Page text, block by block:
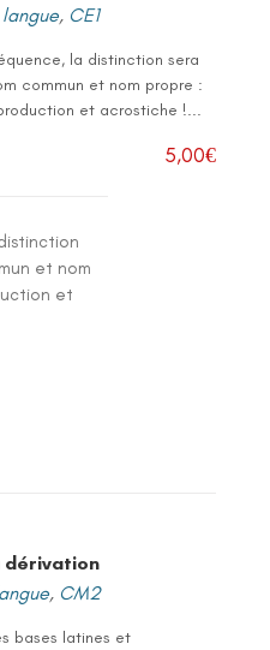
, CE1
la distinction sera
commun et nom propre :
et acrostiche !...
5,00€
et nom
et
dérivation
, CM2
bases latines et